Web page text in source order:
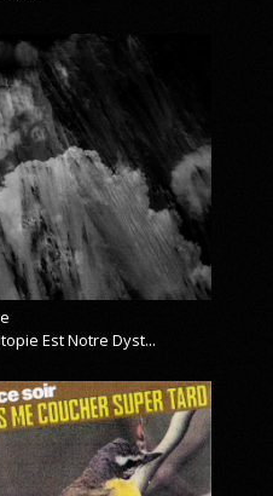
Est Notre Dyst...